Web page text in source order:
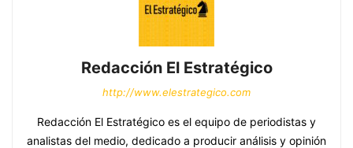
Redacción El Estratégico
http://www.elestrategico.com
Redacción El Estratégico es el equipo de periodistas y
analistas del medio, dedicado a producir análisis y opinión